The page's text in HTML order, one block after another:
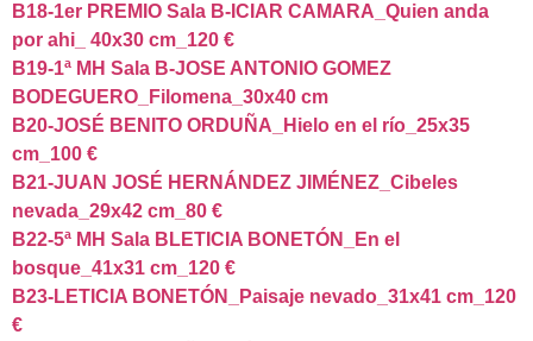
B18-1er PREMIO Sala B-ICIAR CAMARA_Quien anda
por ahi_ 40x30 cm_120 €
B19-1ª MH Sala B-JOSE ANTONIO GOMEZ
BODEGUERO_Filomena_30x40 cm
B20-JOSÉ BENITO ORDUÑA_Hielo en el río_25x35
cm_100 €
B21-JUAN JOSÉ HERNÁNDEZ JIMÉNEZ_Cibeles
nevada_29x42 cm_80 €
B22-5ª MH Sala BLETICIA BONETÓN_En el
bosque_41x31 cm_120 €
B23-LETICIA BONETÓN_Paisaje nevado_31x41 cm_120
€